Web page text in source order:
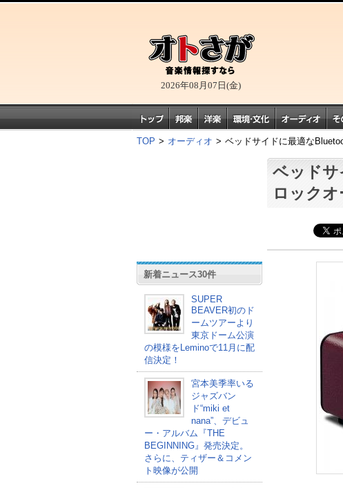
2026年08月07日(金)
TOP > オーディオ > ベッドサイドに最適な
新着ニュース30件
SUPER
BEAVER初のド
ームツアーより
東京ドーム公演
の模様をLeminoで11月に配
信決定！
宮本美季率いる
ジャズバン
ド“miki et
nana”、デビュ
ー・アルバム『THE
BEGINNING』発売決定。
さらに、ティザー＆コメン
ト映像が公開
ベッド
ロック